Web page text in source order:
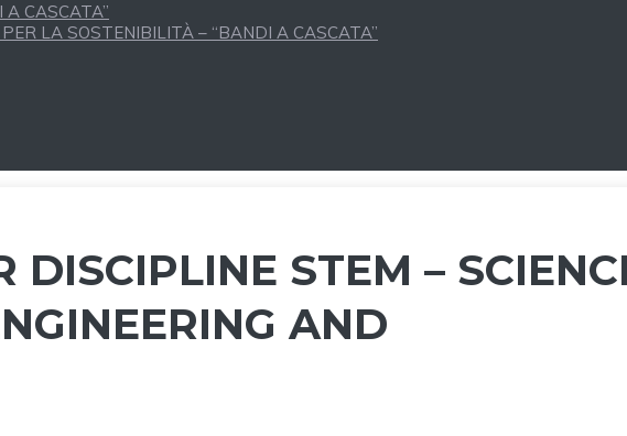
CASCATA”
PER LA SOSTENIBILITÀ – “BANDI A CASCATA”
STEM –
AND